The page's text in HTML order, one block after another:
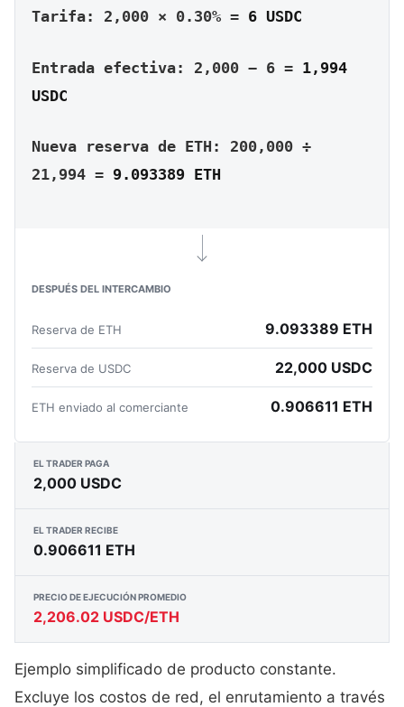
Tarifa: 2,000 × 0.30% = 6 USDC
Entrada efectiva: 2,000 − 6 = 1,994
USDC
Nueva reserva de ETH: 200,000 ÷
21,994 = 9.093389 ETH
DESPUÉS DEL INTERCAMBIO
Reserva de ETH 9.093389 ETH
Reserva de USDC 22,000 USDC
ETH enviado al comerciante 0.906611 ETH
EL TRADER PAGA
2,000 USDC
EL TRADER RECIBE
0.906611 ETH
PRECIO DE EJECUCIÓN PROMEDIO
2,206.02 USDC/ETH
Ejemplo simplificado de producto constante.
Excluye los costos de red, el enrutamiento a través